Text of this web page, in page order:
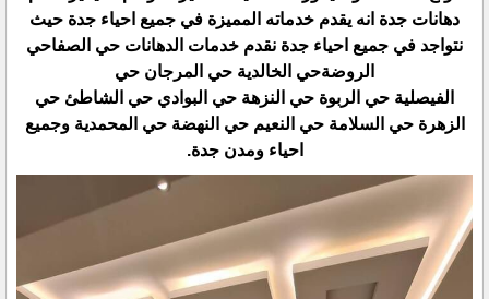
دهانات جدة انه يقدم خدماته المميزة في جميع احياء جدة حيث
نتواجد في جميع احياء جدة نقدم خدمات الدهانات حي الصفاحي
الروضةحي الخالدية حي المرجان حي
الفيصلية حي الربوة حي النزهة حي البوادي حي الشاطئ حي
الزهرة حي السلامة حي النعيم حي النهضة حي المحمدية وجميع
احياء ومدن جدة.